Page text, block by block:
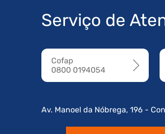
Serviço de
Cofap
0800 0194054
Av. Manoel da Nóbrega, 196 -